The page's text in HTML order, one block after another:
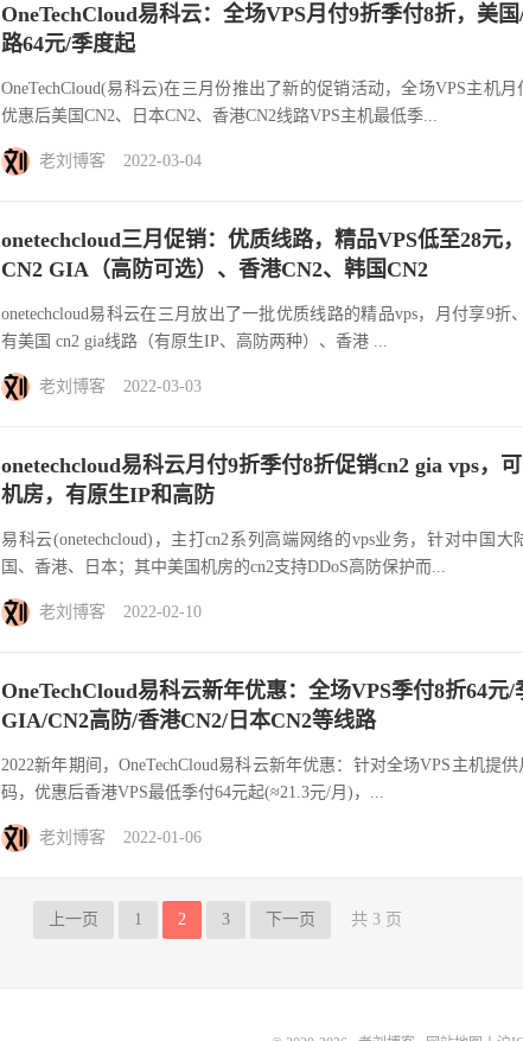
OneTechCloud易科云：全场VPS月付9折季付8折，美
路64元/季度起
OneTechCloud(易科云)在三月份推出了新的促销活动，全场VPS主机月
优惠后美国CN2、日本CN2、香港CN2线路VPS主机最低季...
老刘博客 2022-03-04
onetechcloud三月促销：优质线路，精品VPS低至28元
CN2 GIA（高防可选）、香港CN2、韩国CN2
onetechcloud易科云在三月放出了一批优质线路的精品vps，月付享9折
有美国 cn2 gia线路（有原生IP、高防两种）、香港 ...
老刘博客 2022-03-03
onetechcloud易科云月付9折季付8折促销cn2 gia vps，
机房，有原生IP和高防
易科云(onetechcloud)，主打cn2系列高端网络的vps业务，针对中国
国、香港、日本；其中美国机房的cn2支持DDoS高防保护而...
老刘博客 2022-02-10
OneTechCloud易科云新年优惠：全场VPS季付8折64元
GIA/CN2高防/香港CN2/日本CN2等线路
2022新年期间，OneTechCloud易科云新年优惠：针对全场VPS主机提
码，优惠后香港VPS最低季付64元起(≈21.3元/月)，...
老刘博客 2022-01-06
上一页 1 2 3 下一页 共 3 页